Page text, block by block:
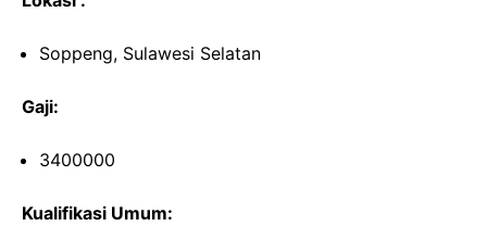
Soppeng, Sulawesi Selatan
Gaji:
3400000
Kualifikasi Umum: